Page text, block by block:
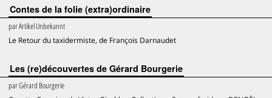
Contes de la folie (extra)ordinaire
parArtikel Unbekannt
Le Retour du taxidermiste, de François Darnaudet
Les (re)découvertes de Gérard Bourgerie
parGérard Bourgerie